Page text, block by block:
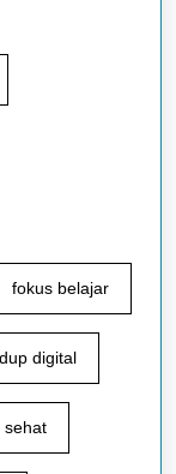
fokus belajar
digital
sehat